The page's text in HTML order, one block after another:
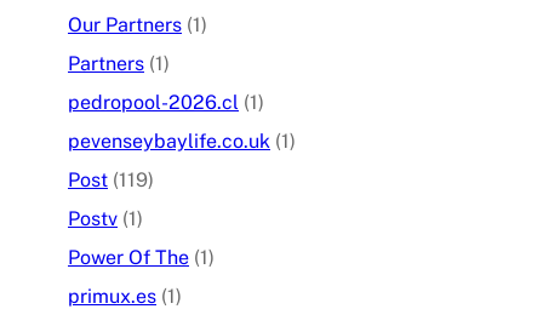
Our Partners (1)
Partners (1)
pedropool-2026.cl (1)
pevenseybaylife.co.uk (1)
Post (119)
Postv (1)
Power Of The (1)
primux.es (1)